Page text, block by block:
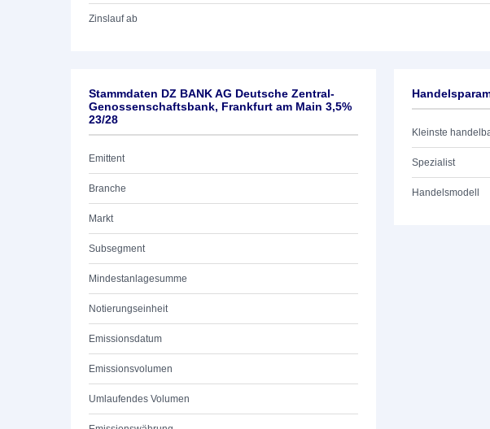
Zinslauf ab
Stammdaten DZ BANK AG Deutsche Zentral-
Genossenschaftsbank, Frankfurt am Main 3,5%
23/28
Emittent
Branche
Markt
Subsegment
Mindestanlagesumme
Notierungseinheit
Emissionsdatum
Emissionsvolumen
Umlaufendes Volumen
Kleinste
Spezialist
Handelsmodell